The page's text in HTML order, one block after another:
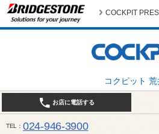
コクピット 荒
COCKPIT
お店に電話する
TEL 024-946-3900